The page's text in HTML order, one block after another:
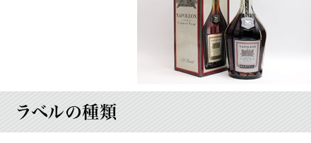
ラベルの種類